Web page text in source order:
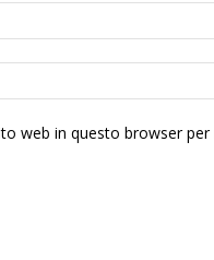
web in questo browser